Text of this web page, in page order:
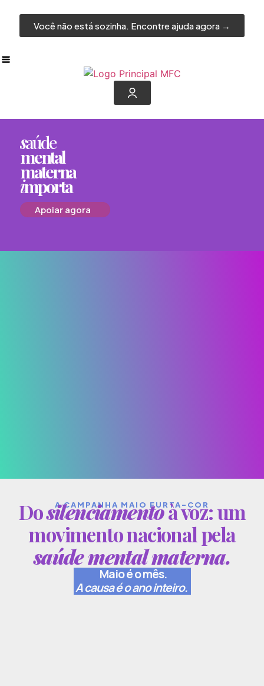
Você não está sozinha. Encontre ajuda agora →
saúde
mental
materna
importa
Apoiar agora
A CAMPANHA MAIO FURTA-COR
Dosilenciamentoà voz: um
movimento nacional pela
saúde mental materna.
Maio é o mês.
A causa é o ano inteiro.